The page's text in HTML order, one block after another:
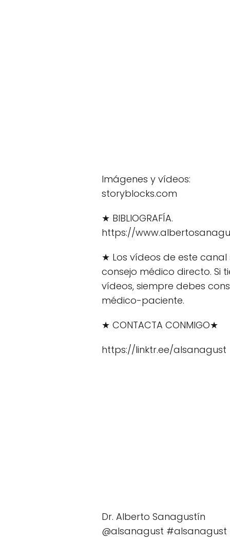
Imágenes y vídeos:
storyblocks.com
★ BIBLIOGRAFÍA.
https://
★ Los vídeos de este
consejo médico directo. Si
vídeos, siempre debes
médico-paciente.
★ CONTACTA CONMIGO★
https://linktr.ee/alsanagust
Dr. Alberto Sanagustín
@alsanagust #alsanagust